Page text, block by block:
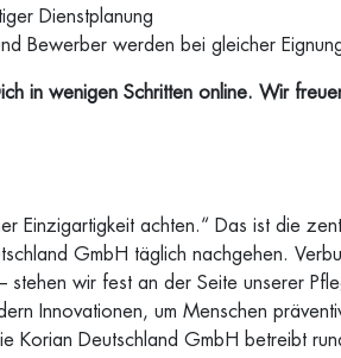
Dienstplanung
Bewerber werden bei gleicher
in wenigen Schritten online. Wir
Einzigartigkeit achten.“ Das ist die
GmbH täglich nachgehen.
stehen wir fest an der Seite unserer
Innovationen, um Menschen
Korian Deutschland GmbH betreibt